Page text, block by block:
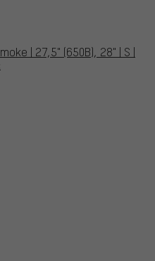
| 27,5" (650B), 28" | S |